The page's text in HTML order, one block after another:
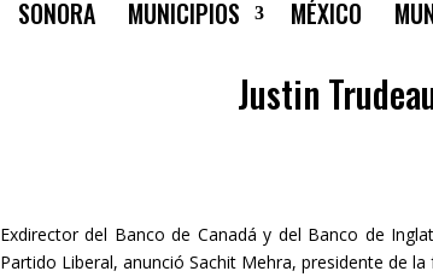
SONORA MUNICIPIOS MÉXICO
Justin
Exdirector del Banco de Canadá y del Banco de
Partido Liberal, anunció Sachit Mehra, presidente de la